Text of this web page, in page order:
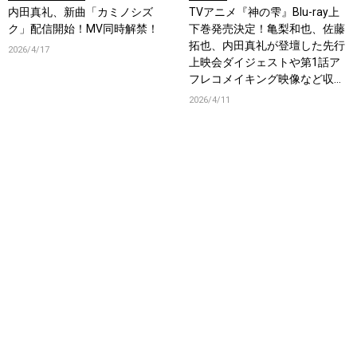
内田真礼、新曲「カミノシズ
ク」配信開始！MV同時解禁！
2026/4/17
TVアニメ『神の雫』Blu-ray上
下巻発売決定！亀梨和也、佐藤
拓也、内田真礼が登壇した先行
上映会ダイジェストや第1話ア
フレコメイキング映像など収録
決定！
2026/4/11